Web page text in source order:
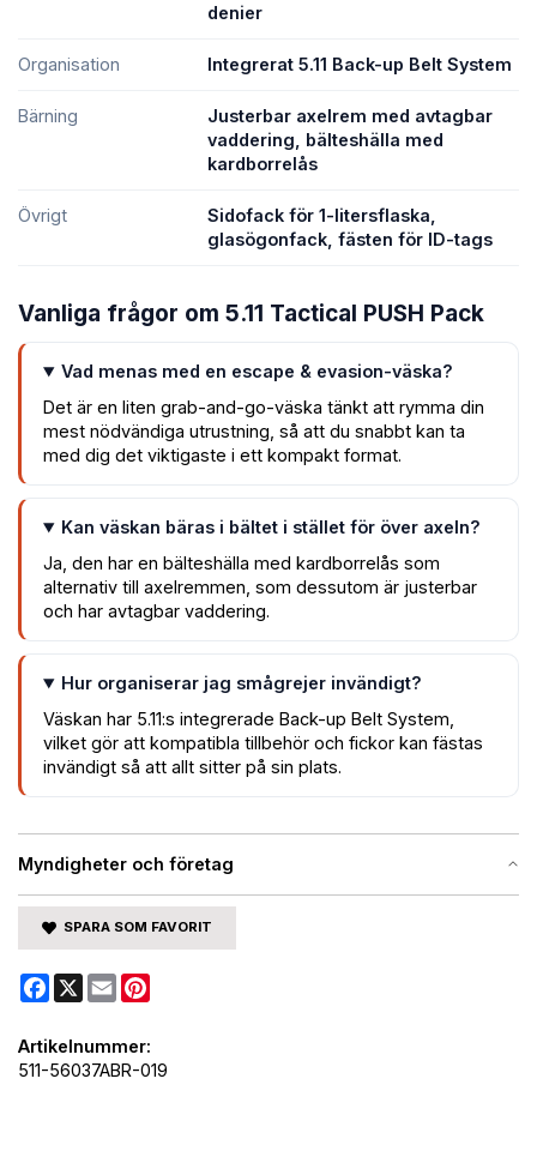
Myndigheter och företag
denier
Organisation Integrerat 5.11 Back-up Belt System
Bärning
Justerbar axelrem med avtagbar
vaddering, bälteshälla med
kardborrelås
Övrigt
Sidofack för 1-litersflaska,
glasögonfack, fästen för ID-tags
Vanliga frågor om 5.11 Tactical PUSH Pack
Vad menas med en escape & evasion-väska?
Det är en liten grab-and-go-väska tänkt att rymma din
mest nödvändiga utrustning, så att du snabbt kan ta
med dig det viktigaste i ett kompakt format.
Kan väskan bäras i bältet i stället för över axeln?
Ja, den har en bälteshälla med kardborrelås som
alternativ till axelremmen, som dessutom är justerbar
och har avtagbar vaddering.
Hur organiserar jag smågrejer invändigt?
Väskan har 5.11:s integrerade Back-up Belt System,
vilket gör att kompatibla tillbehör och fickor kan fästas
invändigt så att allt sitter på sin plats.
SPARA SOM FAVORIT
Facebook
X Email
Artikelnummer:
511-56037ABR-019